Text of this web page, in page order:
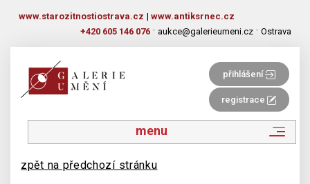
www.starozitnostiostrava.cz | www.antiksrnec.cz
+420 605 146 076 · aukce@galerieumeni.cz · Ostrava
přihlášení
registrace
menu
zpět na předchozí stránku